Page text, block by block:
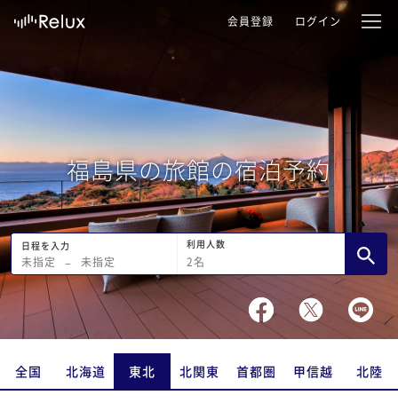
会員登録 ログイン
福島県の旅館の宿泊予約
日程を入力
未指定 − 未指定
利用人数
2名
全国 北海道 東北 北関東 首都圏 甲信越 北陸